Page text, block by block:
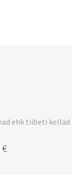
ehk tiibeti kellad
€